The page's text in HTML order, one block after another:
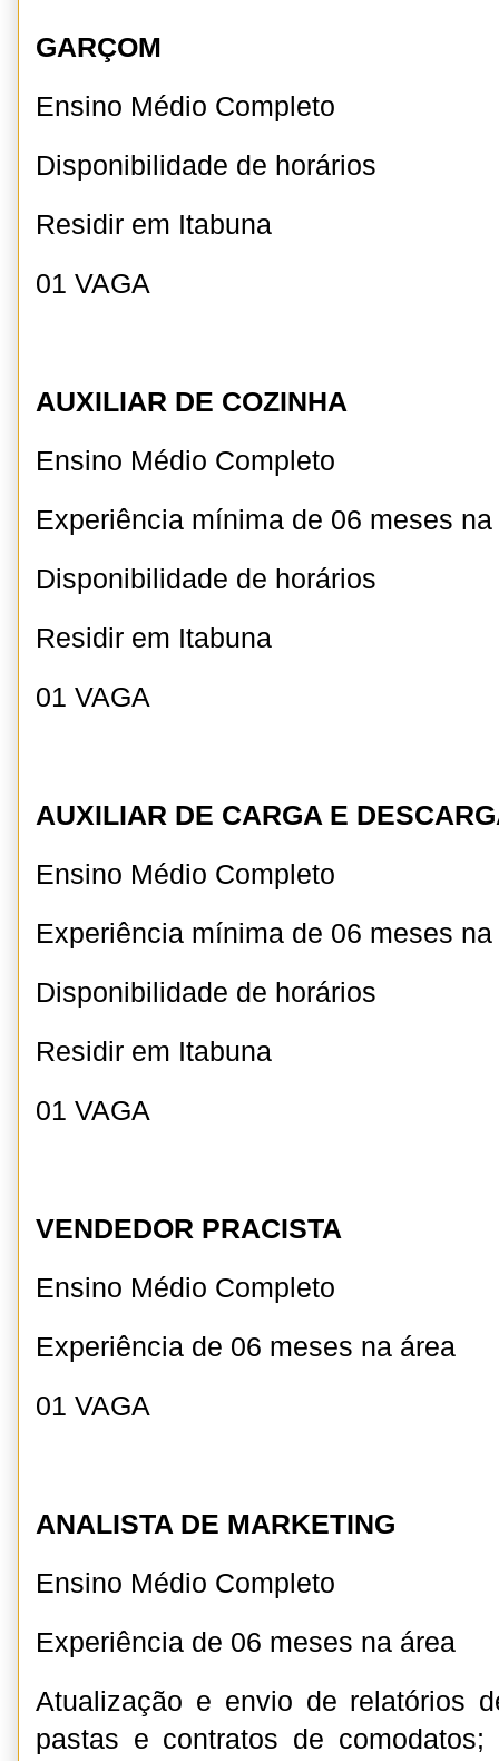
GARÇOM
Ensino Médio Completo
Disponibilidade de horários
Residir em Itabuna
01 VAGA
AUXILIAR DE COZINHA
Ensino Médio Completo
Experiência mínima de 06 meses
Disponibilidade de horários
Residir em Itabuna
01 VAGA
AUXILIAR DE CARGA E
Ensino Médio Completo
Experiência mínima de 06 meses
Disponibilidade de horários
Residir em Itabuna
01 VAGA
VENDEDOR PRACISTA
Ensino Médio Completo
Experiência de 06 meses na área
01 VAGA
ANALISTA DE MARKETING
Ensino Médio Completo
Experiência de 06 meses na área
Atualização e envio de relatórios
pastas e contratos de